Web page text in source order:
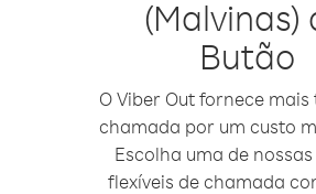
(Malvinas)
Butão
O Viber Out fornece
chamada por um custo
Escolha uma de
flexíveis de chamada